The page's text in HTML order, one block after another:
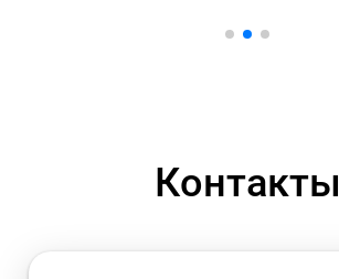
Контакты